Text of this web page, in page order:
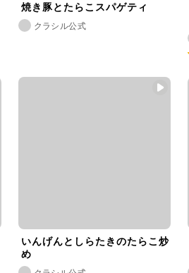
焼き豚とたらこスパゲティ
クラシル公式
いんげんとしらたきのたらこ炒
め